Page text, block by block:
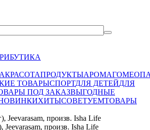
КРАСОТАПРОДУКТЫАРОМА
ТОВАРЫСПОРТДЛЯ ДЕТЕЙДЛЯ
ПОД ЗАКАЗВЫГОДНЫЕ
ХИТЫСОВЕТУЕМТОВАРЫ
Jeevarasam, произв. Isha Life
Jeevarasam, произв. Isha Life